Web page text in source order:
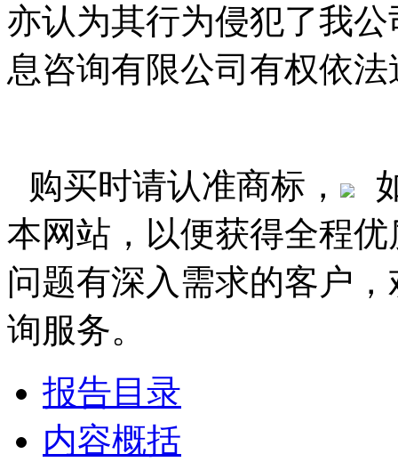
亦认为其行为侵犯了我
息咨询有限公司有权依
购买时请认准商标，
本网站，以便获得全程
问题有深入需求的客户
询服务。
报告目录
内容概括